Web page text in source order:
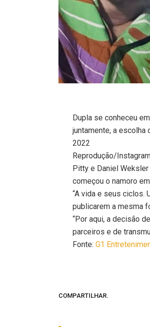
Dupla se conheceu
juntamente, a escolha
2022
Reprodução/
Pitty e Daniel
começou o namoro
“A vida e seus ciclos.
publicarem a mesma
“Por aqui, a decisão
parceiros e de
Fonte:G1
COMPARTILHAR.